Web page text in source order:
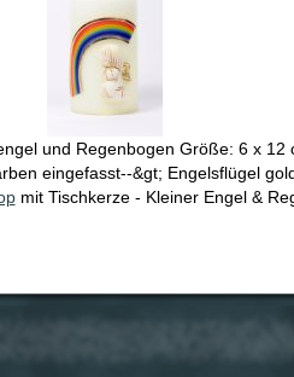
und Regenbogen Größe: 6 x
eingefasst--&gt; Engelsflügel
mit Tischkerze - Kleiner Engel &